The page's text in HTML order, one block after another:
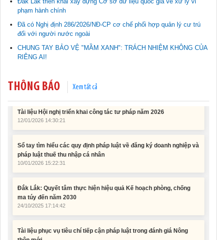
phạm hành chính
Đã có Nghị định 286/2026/NĐ-CP cơ chế phối hợp quản lý cư trú
đối với người nước ngoài
CHUNG TAY BẢO VỆ "MẦM XANH": TRÁCH NHIỆM KHÔNG CỦA
RIÊNG AI!
THÔNG BÁO Xem tất cả
thôn mới
Tài liệu Hội nghị công chức, viên chức và người lao động năm
2025
Tài liệu Hội nghị triển khai công tác tư pháp năm 2026
Sổ tay tìm hiểu các quy định pháp luật về đăng ký doanh nghiệp và
pháp luật thuế thu nhập cá nhân
Đắk Lắk: Quyết tâm thực hiện hiệu quả Kế hoạch phòng, chống
ma túy đến năm 2030
Tài liệu phục vụ tiêu chí tiếp cận pháp luật trong đánh giá Nông
thôn mới